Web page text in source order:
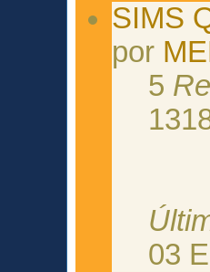
SIMS
por
5
03